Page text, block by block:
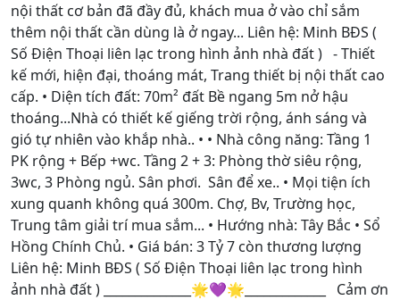
nội thất cơ bản đã đầy đủ, khách mua ở vào chỉ sắm
thêm nội thất cần dùng là ở ngay... Liên hệ: Minh BĐS (
Số Điện Thoại liên lạc trong hình ảnh nhà đất ) - Thiết
kế mới, hiện đại, thoáng mát, Trang thiết bị nội thất cao
cấp. • Diện tích đất: 70m² đất Bề ngang 5m nở hậu
thoáng...Nhà có thiết kế giếng trời rộng, ánh sáng và
gió tự nhiên vào khắp nhà.. • • Nhà công năng: Tầng 1
PK rộng + Bếp +wc. Tầng 2 + 3: Phòng thờ siêu rộng,
3wc, 3 Phòng ngủ. Sân phơi. Sân để xe.. • Mọi tiện ích
xung quanh không quá 300m. Chợ, Bv, Trường học,
Trung tâm giải trí mua sắm... • Hướng nhà: Tây Bắc • Sổ
Hồng Chính Chủ. • Giá bán: 3 Tỷ 7 còn thương lượng
Liên hệ: Minh BĐS ( Số Điện Thoại liên lạc trong hình
ảnh nhà đất ) ______________🌟💜🌟_____________ Cảm ơn